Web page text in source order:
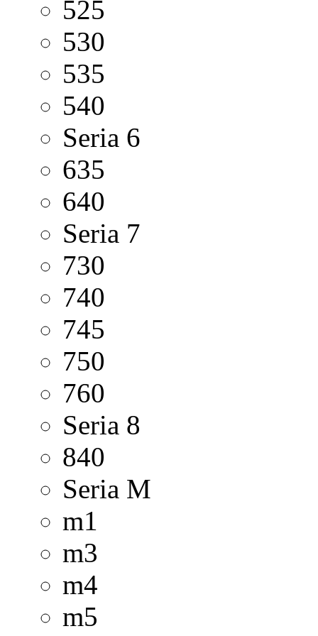
525
530
535
540
Seria 6
635
640
Seria 7
730
740
745
750
760
Seria 8
840
Seria M
m1
m3
m4
m5